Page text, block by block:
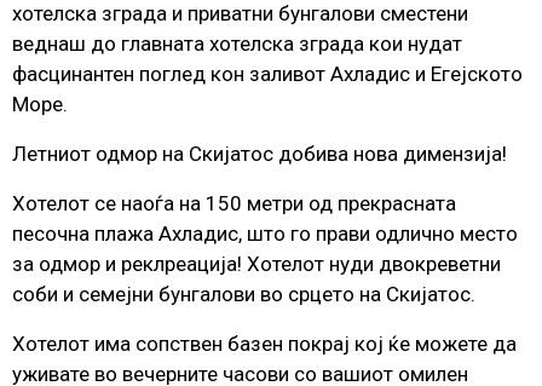
хотелска зграда и приватни бунгалови сместени
веднаш до главната хотелска зграда кои нудат
фасцинантен поглед кон заливот Ахладис и Егејското
Море.
Летниот одмор на Скијатос добива нова димензија!
Хотелот се наоѓа на 150 метри од прекрасната
песочна плажа Ахладис, што го прави одлично место
за одмор и реклреација! Хотелот нуди двокреветни
соби и семејни бунгалови во срцето на Скијатос.
Хотелот има сопствен базен покрај кој ќе можете да
уживате во вечерните часови со вашиот омилен